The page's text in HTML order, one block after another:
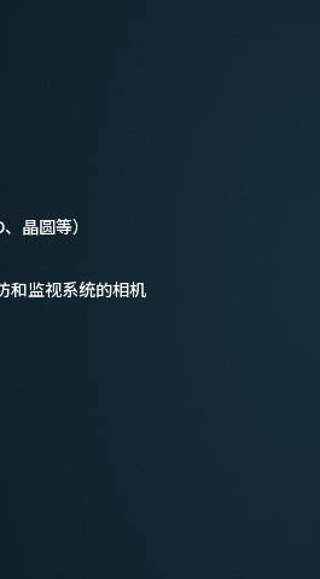
晶圆等）
和监视系统的相机